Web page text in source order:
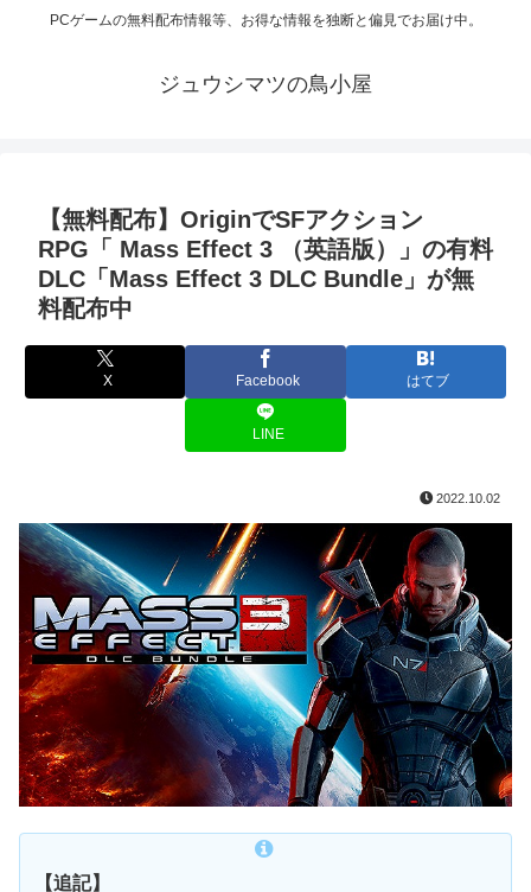
PCゲームの無料配布情報等、お得な情報を独断と偏見でお届け中。
ジュウシマツの鳥小屋
【無料配布】OriginでSFアクション
RPG「 Mass Effect 3 （英語版）」の有料
DLC「Mass Effect 3 DLC Bundle」が無
料配布中
X Facebook はてブ
LINE
2022.10.02
【追記】